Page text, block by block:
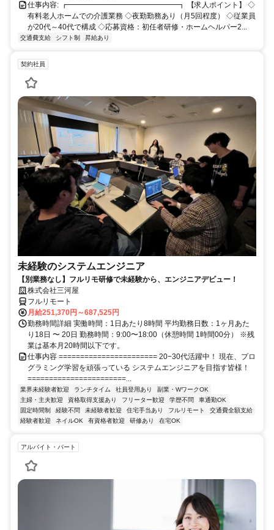
仕事内容: ┏━━━━━━━━━━━━━━━┓ 【求人ポイント】 ◇
有料老人ホームでの介護業務 ◇夜勤勤務あり（月5回程度） ◇従業員
が20代～40代で構成 ◇応募資格：初任者研修・ホームヘルパー2...
交通費支給 シフト制 昇給あり
契約社員
未経験のシステムエンジニア
【別業務なし】フルリモ研修で未経験から、エンジニアデビュー！
株式会社三河屋
フルリモート
月給251,370円～687,525円
勤務時間詳細 実働時間：1日あたり8時間 平均勤務日数：1ヶ月あた
り18日 〜 20日 勤務時間：9:00〜18:00（休憩時間 1時間00分） ※残
業は基本月20時間以下です。
仕事内容 ======================= 20−30代活躍中！ 現在、プロ
グラミング学習を頑張っている システムエンジニアを目指す皆様！
=======================...
業界未経験者歓迎 ランチタイム 社員登用あり
副業・WワークOK
主婦・主夫歓迎
資格取得支援あり フリーター歓迎 学歴不問
車通勤OK
固定時間制
経験不問 未経験者歓迎 住宅手当あり フルリモート
交通費全額支給
経験者歓迎
ネイルOK 有資格者歓迎 研修あり 在宅OK
アルバイト・パート